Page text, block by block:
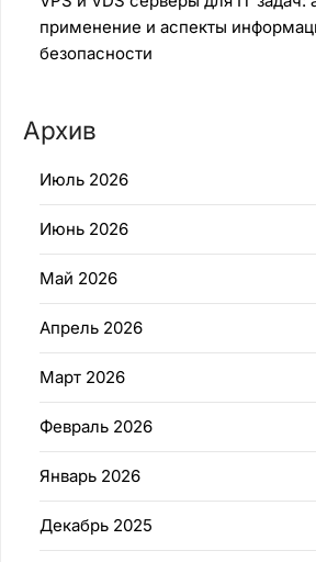
применение и аспекты
безопасности
Архив
Июль 2026
Июнь 2026
Май 2026
Апрель 2026
Март 2026
Февраль 2026
Январь 2026
Декабрь 2025